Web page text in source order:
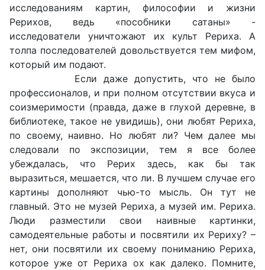
исследованиям картин, философии и жизни
Рерихов, ведь «пособники сатаны» -
исследователи уничтожают их культ Рериха. А
толпа последователей довольствуется тем мифом,
который им подают.
Если даже допустить, что не было
профессионалов, и при полном отсутствии вкуса и
соизмеримости (правда, даже в глухой деревне, в
библиотеке, такое не увидишь), они любят Рериха,
по своему, наивно. Но любят ли? Чем далее мы
следовали по экспозиции, тем я все более
убеждалась, что Рерих здесь, как бы так
выразиться, мешается, что ли. В лучшем случае его
картины дополняют чью-то мысль. Он тут не
главный. Это не музей Рериха, а музей им. Рериха.
Люди разместили свои наивные картинки,
самодеятельные работы и посвятили их Рериху? –
нет, они посвятили их своему пониманию Рериха,
которое уже от Рериха ох как далеко. Помните,